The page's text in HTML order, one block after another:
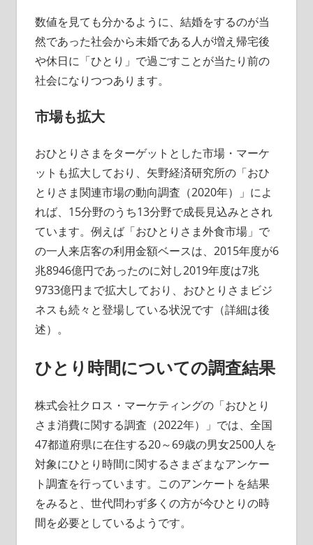
数値を見ても分かるように、結婚をするのが当
然であった社会から未婚である人が増え帰宅後
や休日に「ひとり」で過ごすことが当たり前の
社会になりつつあります。
市場も拡大
おひとりさまをターゲットとした市場・マーケ
ットも拡大しており、矢野経済研究所の「おひ
とりさま関連市場の動向調査（2020年）」によ
れば、15分野のうち13分野で成長見込みとされ
ています。例えば「おひとりさま外食市場」で
の一人来店客の利用金額ベースは、2015年度が6
兆8946億円であったのに対し2019年度は7兆
9733億円まで拡大しており、おひとりさまビジ
ネスも続々と登場している状況です（詳細は後
述）。
ひとり時間についての調査結果
株式会社クロス・マーケティングの「おひとり
さま消費に関する調査（2022年）」では、全国
47都道府県に在住する20～69歳の男女2500人を
対象にひとり時間に関するさまざまなアンケー
ト調査を行っています。このアンケートを結果
をみると、世代問わず多くの方が今ひとりの時
間を必要としているようです。